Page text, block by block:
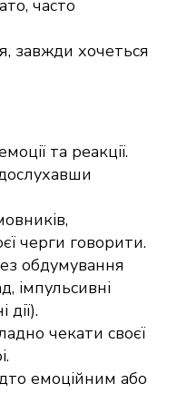
часто
завжди хочеться
та реакції.
черги говорити.
обдумування
імпульсивні
чекати своєї
емоційним або